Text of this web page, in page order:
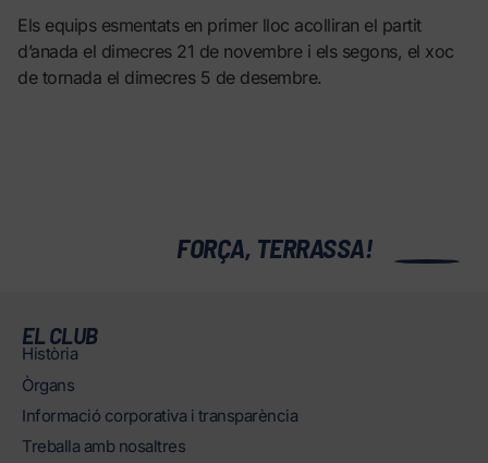
Els equips esmentats en primer lloc acolliran el partit
d’anada el dimecres 21 de novembre i els segons, el xoc
de tornada el dimecres 5 de desembre.
FORÇA, TERRASSA!
EL CLUB
Història
Òrgans
Informació corporativa i transparència
Treballa amb nosaltres